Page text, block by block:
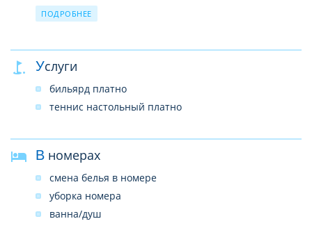
прачечная платно
врач платно
Интернет платно
ПОДРОБНЕЕ
Услуги
бильярд платно
теннис настольный платно
В номерах
смена белья в номере
уборка номера
ванна/душ